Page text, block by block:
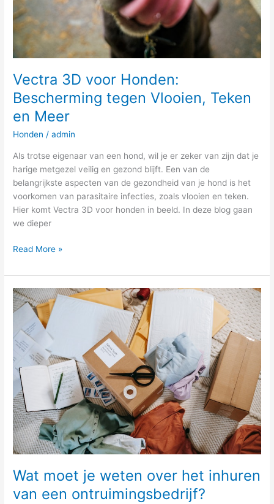
Vectra 3D voor Honden:
Bescherming tegen Vlooien, Teken
en Meer
Honden /admin
Als trotse eigenaar van een hond, wil je er zeker van zijn dat je
harige metgezel veilig en gezond blijft. Een van de
belangrijkste aspecten van de gezondheid van je hond is het
voorkomen van parasitaire infecties, zoals vlooien en teken.
Hier komt Vectra 3D voor honden in beeld. In deze blog gaan
we dieper
Meer
Read More »
Wat moet je weten over het inhuren
van een ontruimingsbedrijf?
Wat
moet
weten
over
het
inhuren
van
een
ontruimingsbedrijf?